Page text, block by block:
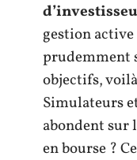
gestion
prudemment
objectifs,
Simulateurs
abondent sur
en bourse ?